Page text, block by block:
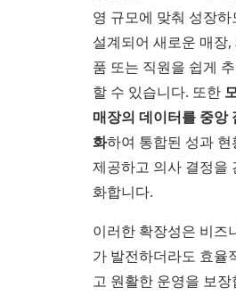
영 규모에 맞춰 성장하
설계되어 새로운 매장,
품 또는 직원을 쉽게
할 수 있습니다. 또한
매장의 데이터를 중앙
화하여 통합된 성과 현
제공하고 의사 결정을
화합니다.
이러한 확장성은 비즈
가 발전하더라도 효율
고 원활한 운영을 보장